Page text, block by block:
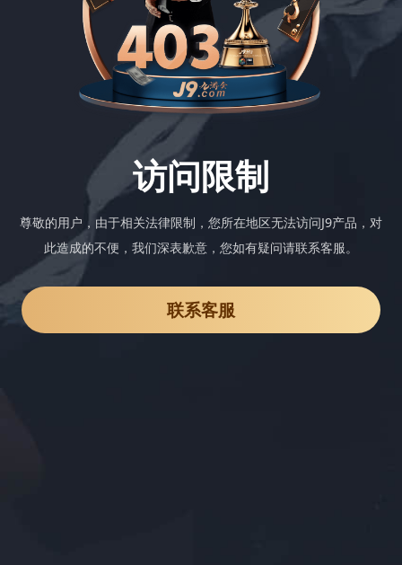
访问限制
尊敬的用户，由于相关法律限制，您所在地区无法访问J9产品，对
此造成的不便，我们深表歉意，您如有疑问请联系客服。
联系客服